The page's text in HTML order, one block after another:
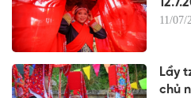
11/07/
Lầy
chủ